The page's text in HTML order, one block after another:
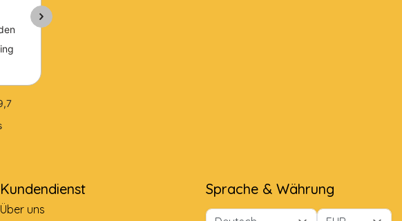
Kundendienst
Über uns
Sprache & Währung